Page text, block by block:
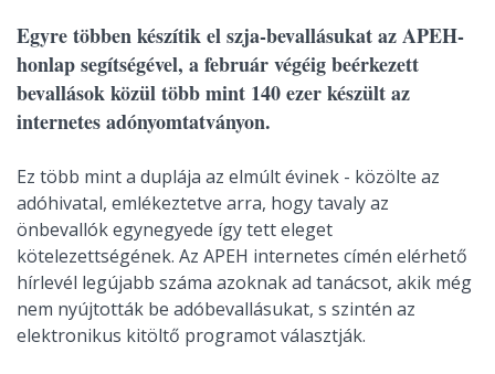
Egyre többen készítik el szja-bevallásukat az APEH-
honlap segítségével, a február végéig beérkezett
bevallások közül több mint 140 ezer készült az
internetes adónyomtatványon.
Ez több mint a duplája az elmúlt évinek - közölte az
adóhivatal, emlékeztetve arra, hogy tavaly az
önbevallók egynegyede így tett eleget
kötelezettségének. Az APEH internetes címén elérhető
hírlevél legújabb száma azoknak ad tanácsot, akik még
nem nyújtották be adóbevallásukat, s szintén az
elektronikus kitöltő programot választják.